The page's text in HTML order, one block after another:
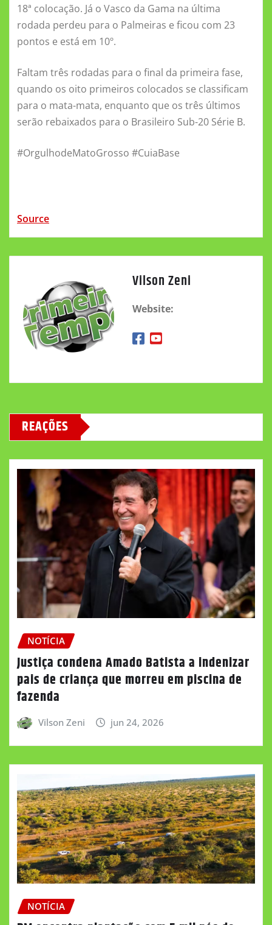
18ª colocação. Já o Vasco da Gama na última
rodada perdeu para o Palmeiras e ficou com 23
pontos e está em 10º.
Faltam três rodadas para o final da primeira fase,
quando os oito primeiros colocados se classificam
para o mata-mata, enquanto que os três últimos
serão rebaixados para o Brasileiro Sub-20 Série B.
#OrgulhodeMatoGrosso #CuiaBase
Source
Vilson Zeni
Website:
REAÇÕES
NOTÍCIA
Justiça condena Amado Batista a indenizar
pais de criança que morreu em piscina de
fazenda
Vilson Zeni jun 24, 2026
NOTÍCIA